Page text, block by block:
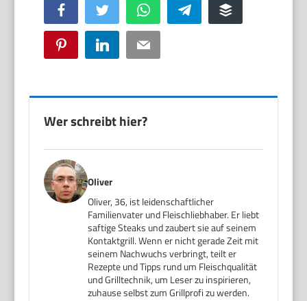
Facebook Twitter WhatsApp Telegram Buffer
Pinterest LinkedIn Email
Wer schreibt hier?
Oliver
Oliver, 36, ist leidenschaftlicher
Familienvater und Fleischliebhaber. Er liebt
saftige Steaks und zaubert sie auf seinem
Kontaktgrill. Wenn er nicht gerade Zeit mit
seinem Nachwuchs verbringt, teilt er
Rezepte und Tipps rund um Fleischqualität
und Grilltechnik, um Leser zu inspirieren,
zuhause selbst zum Grillprofi zu werden.